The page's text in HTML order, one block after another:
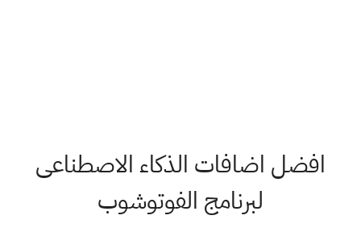
افضل اضافات الذكاء الاصطناعى
لبرنامج الفوتوشوب